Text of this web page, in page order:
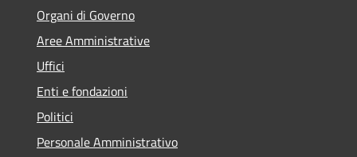
Organi di Governo
Aree Amministrative
Uffici
Enti e fondazioni
Politici
Personale Amministrativo